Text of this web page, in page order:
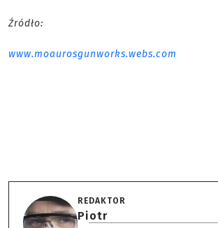
Źródło:
www.moaurosgunworks.webs.com
REDAKTOR
Piotr